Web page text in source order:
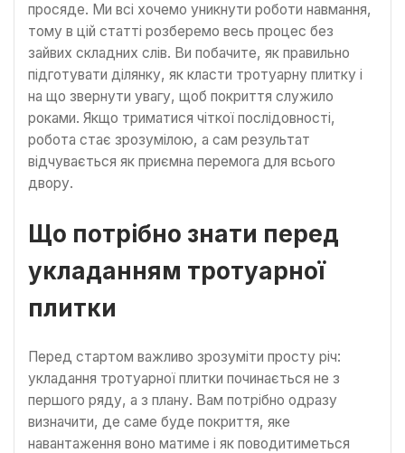
просяде. Ми всі хочемо уникнути роботи навмання,
тому в цій статті розберемо весь процес без
зайвих складних слів. Ви побачите, як правильно
підготувати ділянку, як класти тротуарну плитку і
на що звернути увагу, щоб покриття служило
роками. Якщо триматися чіткої послідовності,
робота стає зрозумілою, а сам результат
відчувається як приємна перемога для всього
двору.
Що потрібно знати перед
укладанням тротуарної
плитки
Перед стартом важливо зрозуміти просту річ:
укладання тротуарної плитки починається не з
першого ряду, а з плану. Вам потрібно одразу
визначити, де саме буде покриття, яке
навантаження воно матиме і як поводитиметься